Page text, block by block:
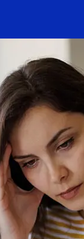
可能影响交
间，以免延误。